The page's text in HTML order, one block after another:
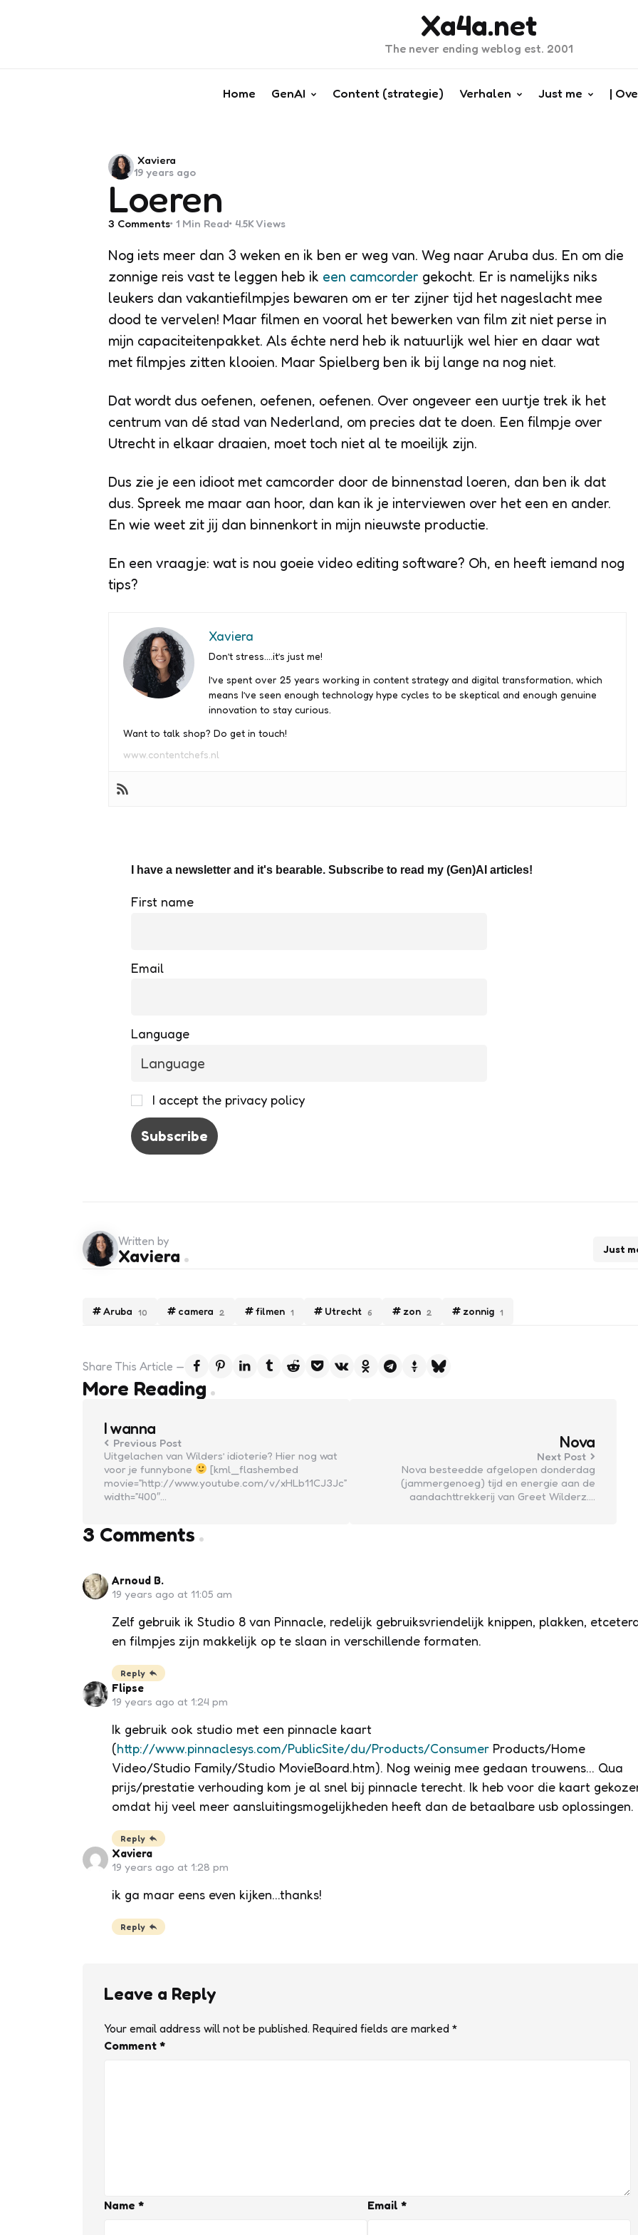
Xa4a.net
The never ending weblog est. 2001
Home GenAI Content (strategie) Verhalen Just me |
Loeren
Posted
by
Xaviera
19 years ago
3 Comments 1 Min Read 4.5K Views
Nog iets meer dan 3 weken en ik ben er weg van. Weg naar Aruba dus. En om die
zonnige reis vast te leggen heb ik een camcorder gekocht. Er is namelijks niks
leukers dan vakantiefilmpjes bewaren om er ter zijner tijd het nageslacht mee
dood te vervelen! Maar filmen en vooral het bewerken van film zit niet perse in
mijn capaciteitenpakket. Als échte nerd heb ik natuurlijk wel hier en daar wat
met filmpjes zitten klooien. Maar Spielberg ben ik bij lange na nog niet.
Dat wordt dus oefenen, oefenen, oefenen. Over ongeveer een uurtje trek ik het
centrum van dé stad van Nederland, om precies dat te doen. Een filmpje over
Utrecht in elkaar draaien, moet toch niet al te moeilijk zijn.
Dus zie je een idioot met camcorder door de binnenstad loeren, dan ben ik dat
dus. Spreek me maar aan hoor, dan kan ik je interviewen over het een en ander.
En wie weet zit jij dan binnenkort in mijn nieuwste productie.
En een vraagje: wat is nou goeie video editing software? Oh, en heeft iemand nog
tips?
Xaviera
Don’t stress….it’s just me!
I’ve spent over 25 years working in content strategy and digital transformation, which
means I’ve seen enough technology hype cycles to be skeptical and enough genuine
innovation to stay curious.
Want to talk shop? Do get in touch!
www.contentchefs.nl
I have a newsletter and it's bearable. Subscribe to read my (Gen)AI articles!
First name
Email
Language
I accept the privacy policy
Aruba 10 camera 2 filmen 1 Utrecht 6 zon 2 zonnig 1
Just
Written by
Xaviera
Share This Article
More Reading
Post
navigation
I wanna
Previous Post
Uitgelachen van Wilders’ idioterie? Hier nog wat
voor je funnybone
[kml_flashembed
movie=”http://www.youtube.com/v/xHLb11CJ3Jc”
width=”400″…
Nova
Next Post
Nova besteedde afgelopen donderdag
(jammergenoeg) tijd en energie aan de
aandachttrekkerij van Greet Wilderz.…
3 Comments
Arnoud B.
19 years ago at 11:05 am
Zelf gebruik ik Studio 8 van Pinnacle, redelijk gebruiksvriendelijk knippen, plakken,
en filmpjes zijn makkelijk op te slaan in verschillende formaten.
Reply
Flipse
19 years ago at 1:24 pm
Ik gebruik ook studio met een pinnacle kaart
(http://www.pinnaclesys.com/PublicSite/du/Products/ConsumerProducts/Home
Video/Studio Family/Studio MovieBoard.htm). Nog weinig mee gedaan trouwens… Qua
prijs/prestatie verhouding kom je al snel bij pinnacle terecht. Ik heb voor die kaart
omdat hij veel meer aansluitingsmogelijkheden heeft dan de betaalbare usb oplossingen.
Reply
Xaviera
19 years ago at 1:28 pm
ik ga maar eens even kijken…thanks!
Reply
Leave a Reply
Your email address will not be published. Required fields are marked *
Comment *
Name * Email *